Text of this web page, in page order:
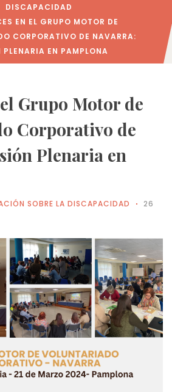
DISCAPACIDAD
EN EL GRUPO MOTOR DE
CORPORATIVO DE NAVARRA:
PLENARIA EN PAMPLONA
Grupo Motor de
Corporativo de
Plenaria en
SOBRE LA DISCAPACIDAD
26